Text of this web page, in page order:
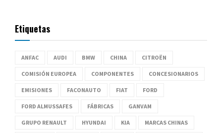
Etiquetas
ANFAC AUDI BMW CHINA CITROËN
COMISIÓN EUROPEA COMPONENTES CONCESIONARIOS
EMISIONES FACONAUTO FIAT FORD
FORD ALMUSSAFES FÁBRICAS GANVAM
GRUPO RENAULT HYUNDAI KIA MARCAS CHINAS